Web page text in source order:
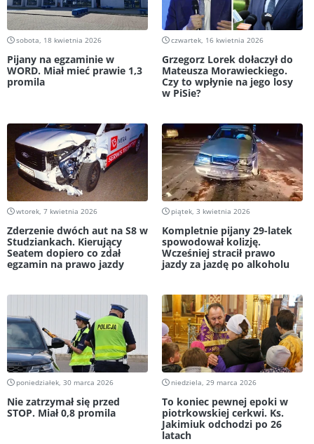
sobota, 18 kwietnia 2026
Pijany na egzaminie w
WORD. Miał mieć prawie 1,3
promila
czwartek, 16 kwietnia 2026
Grzegorz Lorek dołaczył do
Mateusza Morawieckiego.
Czy to wpłynie na jego losy
w PiSie?
wtorek, 7 kwietnia 2026
Zderzenie dwóch aut na S8 w
Studziankach. Kierujący
Seatem dopiero co zdał
egzamin na prawo jazdy
piątek, 3 kwietnia 2026
Kompletnie pijany 29-latek
spowodował kolizję.
Wcześniej stracił prawo
jazdy za jazdę po alkoholu
poniedziałek, 30 marca 2026
Nie zatrzymał się przed
STOP. Miał 0,8 promila
niedziela, 29 marca 2026
To koniec pewnej epoki w
piotrkowskiej cerkwi. Ks.
Jakimiuk odchodzi po 26
latach